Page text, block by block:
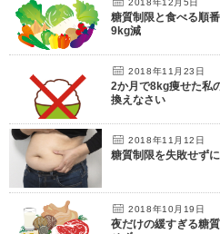
2018年12月5日
糖質制限と食べる順
9kg減
2018年11月23日
2か月で8kg痩せた私
換えなさい
2018年11月12日
糖質制限を失敗せず
2018年10月19日
夜だけの緩すぎる糖